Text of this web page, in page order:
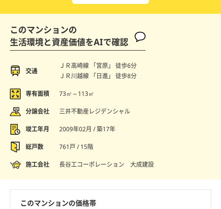
このマンションの
生活環境と資産価値をAIで確認
交通
ＪＲ高崎線 「宮原」 徒歩6分
ＪＲ川越線 「日進」 徒歩8分
専有面積 73㎡～113㎡
分譲会社 三井不動産レジデンシャル
竣工年月 2009年02月 / 築17年
総戸数 761戸 / 15階
施工会社 長谷工コーポレーション 大成建設
このマンションの価格帯